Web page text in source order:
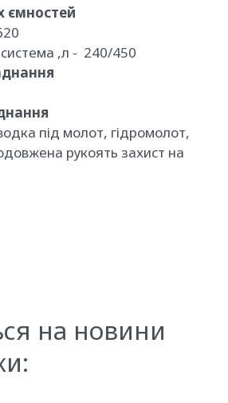
ємностей
система ,л - 240/450
під молот, гідромолот,
рукоять захист на
на новини